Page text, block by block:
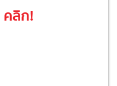
คลิก!